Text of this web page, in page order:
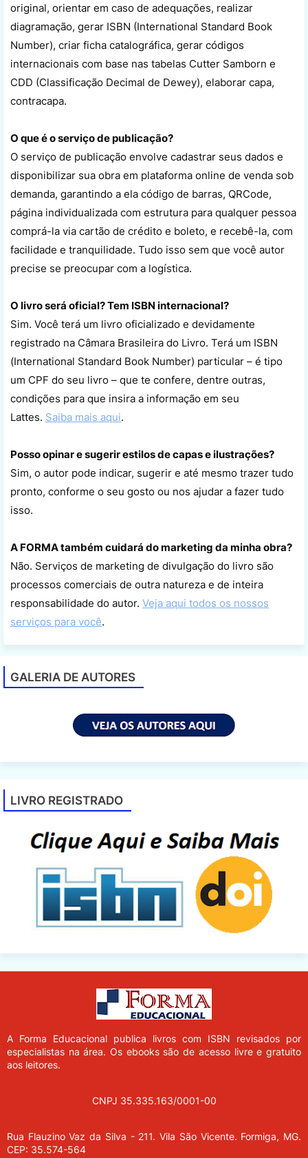
original, orientar em caso de adequações, realizar
diagramação, gerar ISBN (International Standard Book
Number), criar ficha catalográfica, gerar códigos
internacionais com base nas tabelas Cutter Samborn e
CDD (Classificação Decimal de Dewey), elaborar capa,
contracapa.
O que é o serviço de publicação?
O serviço de publicação envolve cadastrar seus dados e
disponibilizar sua obra em plataforma online de venda sob
demanda, garantindo a ela código de barras, QRCode,
página individualizada com estrutura para qualquer pessoa
comprá-la via cartão de crédito e boleto, e recebê-la, com
facilidade e tranquilidade. Tudo isso sem que você autor
precise se preocupar com a logística.
O livro será oficial? Tem ISBN internacional?
Sim. Você terá um livro oficializado e devidamente
registrado na Câmara Brasileira do Livro. Terá um ISBN
(International Standard Book Number) particular – é tipo
um CPF do seu livro – que te confere, dentre outras,
condições para que insira a informação em seu
Lattes. Saiba mais aqui.
Posso opinar e sugerir estilos de capas e ilustrações?
Sim, o autor pode indicar, sugerir e até mesmo trazer tudo
pronto, conforme o seu gosto ou nos ajudar a fazer tudo
isso.
A FORMA também cuidará do marketing da minha obra?
Não. Serviços de marketing de divulgação do livro são
processos comerciais de outra natureza e de inteira
responsabilidade do autor. Veja aqui todos os nossos
serviços para você.
GALERIA DE AUTORES
LIVRO REGISTRADO
A Forma Educacional publica livros com ISBN revisados por
especialistas na área. Os ebooks são de acesso livre e gratuito
aos leitores.
CNPJ 35.335.163/0001-00
Rua Flauzino Vaz da Silva - 211.Vila São Vicente. Formiga, MG.
CEP: 35.574-564